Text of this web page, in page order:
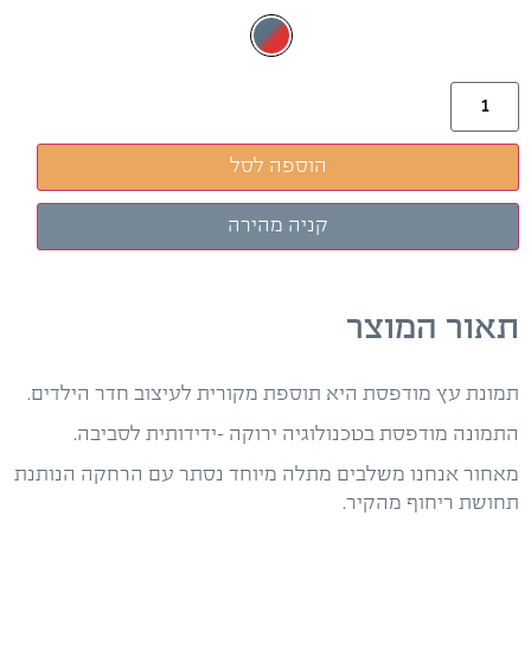
הוספה לסל
תאור המוצר
תמונת עץ מודפסת היא תוספת מקורית לעיצוב חדר הילדים.
התמונה מודפסת בטכנולוגיה ירוקה –ידידותית לסביבה.
מאחור אנחנו משלבים מתלה מיוחד נסתר עם הרחקה הנותנת
תחושת ריחוף מהקיר.